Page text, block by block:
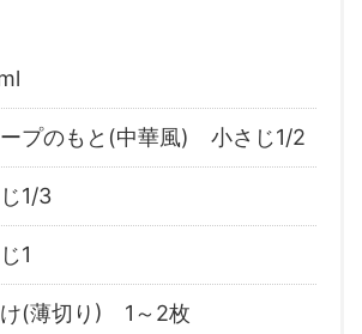
プのもと(中華風) 小さじ1/2
1/3
1
(薄切り) 1～2枚